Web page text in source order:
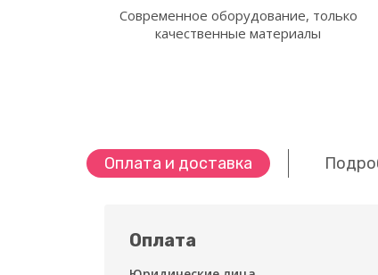
Современное оборудование, только
качественные материалы
Оплата и доставка
Оплата